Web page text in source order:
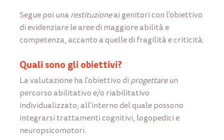
Segue poi una restituzioneai genitori con l’obiettivo
di evidenziare le aree di maggiore abilità e
competenza, accanto a quelle di fragilità e criticità.
Quali sono gli obiettivi?
La valutazione ha l’obiettivo di progettareun
percorso abilitativo e/o riabilitativo
individualizzato, all’interno del quale possono
integrarsi trattamenti cognitivi, logopedici e
neuropsicomotori.